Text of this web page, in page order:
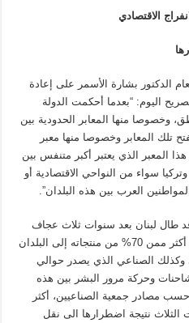
الاقتصادي
الدكتور بشارة الأسمر على إعادة
اليوم: “بعدما أحكمت الدولة
وخصوصا منها المعابر الحدودية بين
تلك المعابر وخصوصا منها معبر
المعبر الذي يعتبر أكبر متنفس بين
سواء من النواحي الاقتصادية أو
العرب بين هذه البلدان”.
طال لبنان بعد سنوات ثلاث عجاف
تكبد فيه المزارع اللبناني الذي يصدر أكثر ممن 70% من منتجاته إلى البلدان
وكذلك الصناعي الذي يصدر حوالي
وحركة مرور البشر بين هذه
حسب مصادر جمعية الصناعيين، أكثر
نتيجة اضطرارها الى نقل